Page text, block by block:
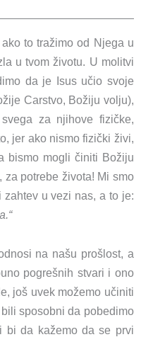
to tražimo od Njega u
u tvom životu. U molitvi
da je Isus učio svoje
Carstvo, Božiju volju),
za njihove fizičke,
jer ako nismo fizički živi,
bismo mogli činiti Božiju
potrebe života! Mi smo
u vezi nas, a to je:
na našu prošlost, a
pogrešnih stvari i ono
još uvek možemo učiniti
sposobni da pobedimo
bi da kažemo da se prvi